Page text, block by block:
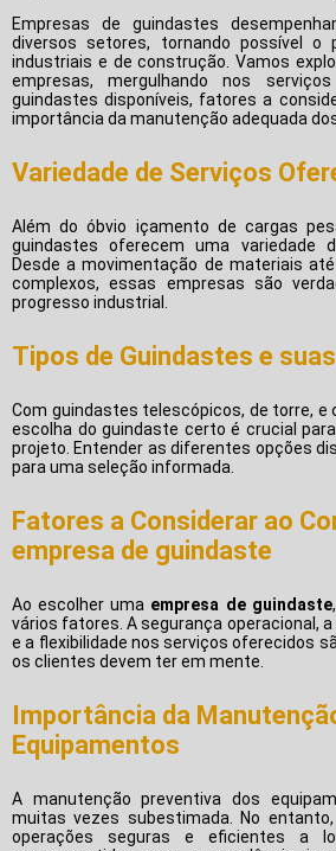
Empresas de guindastes
diversos setores, tornando possível o
industriais e de construção. Vamos
empresas, mergulhando nos
guindastes disponíveis, fatores a
importância da manutenção adequada
Variedade de Serviços
Além do óbvio içamento de cargas
guindastes oferecem uma variedade
Desde a movimentação de materiais
complexos, essas empresas são
progresso industrial.
Tipos de Guindastes e
Com guindastes telescópicos, de torre, e
escolha do guindaste certo é crucial
projeto. Entender as diferentes opções
para uma seleção informada.
Fatores a Considerar ao
empresa de guindaste
Ao escolher uma empresa de guindaste
vários fatores. A segurança operacional,
e a flexibilidade nos serviços oferecidos
os clientes devem ter em mente.
Importância da
Equipamentos
A manutenção preventiva dos
muitas vezes subestimada. No
operações seguras e eficientes a